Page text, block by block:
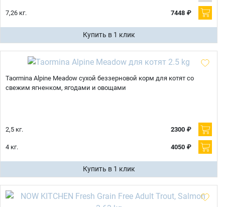
7,26 кг. 7448 ₽
Купить в 1 клик
Taormina Alpine Meadow сухой беззерновой корм для котят со
свежим ягненком, ягодами и овощами
2,5 кг. 2300 ₽
4 кг. 4050 ₽
Купить в 1 клик